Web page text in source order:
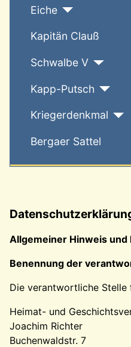
Eiche
Kapitän Clauß
Schwalbe V
Kapp-Putsch
Kriegerdenkmal
Bergaer Sattel
Allgemeiner Hinweis
Benennung der
Die verantwortliche Stelle
Heimat- und
Joachim Richter
Buchenwaldstr. 7